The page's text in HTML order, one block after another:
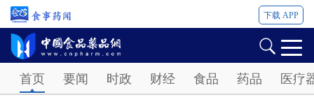
下载 APP
首页 要闻 时政 财经 食品 药品 医疗